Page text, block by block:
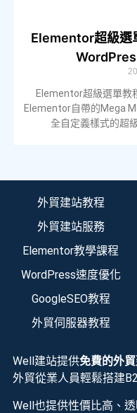
Elementor超級選
Elementor超級選單教
Elementor自帶的Mega
全自定義樣式的超
外貿建站教程
外貿建站服務
Elementor教學課程
WordPress速度優化
GoogleSEO教程
外貿伺服器教程
Well建站提供免費的外
外貿從業人員輕鬆搭建
Well也提供性價比高、